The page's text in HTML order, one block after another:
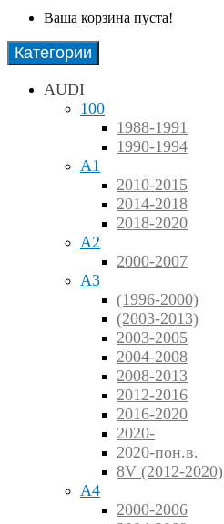
Ваша корзина пуста!
Категории
AUDI
100
1988-1991
1990-1994
A1
2010-2015
2014-2018
2018-2020
A2
2000-2007
A3
(1996-2000)
(2003-2013)
2003-2005
2004-2008
2008-2013
2012-2016
2016-2020
2020-
2020-пон.в.
8V (2012-2020)
A4
2000-2006